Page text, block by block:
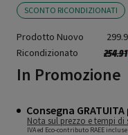
SCONTO RICONDIZIONATI
Prodotto Nuovo
Ricondizionato
254.91
In Promozione
Consegna
Nota sul prezzo e tempi di
IVA ed Eco-contributo RAEE incluse